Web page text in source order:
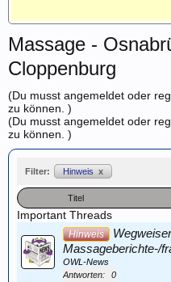
Massage -
Cloppenburg
(Du musst angemeldet oder
zu können. )
(Du musst angemeldet oder
zu können. )
Filter: Hinweis x
Titel
Important Threads
Hinweis
Massageberichte-/
OWL-News
Antworten:
0